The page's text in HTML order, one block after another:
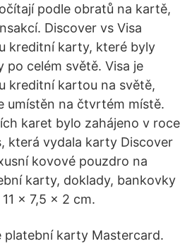
podle obratů na kartě,
Discover vs Visa
kreditní karty, které byly
po celém světě. Visa je
kreditní kartou na světě,
umístěn na čtvrtém místě.
karet bylo zahájeno v roce
která vydala karty Discover
kovové pouzdro na
karty, doklady, bankovky
x 7,5 x 2 cm.
platební karty Mastercard.